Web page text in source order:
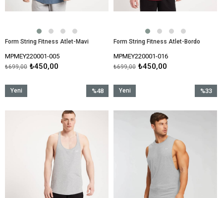
Form String Fitness Atlet-Mavi
MPMEY220001-005
₺450,00
₺699,00
Form String Fitness Atlet-Bordo
MPMEY220001-016
₺450,00
₺699,00
%48
Yeni
%33
Yeni